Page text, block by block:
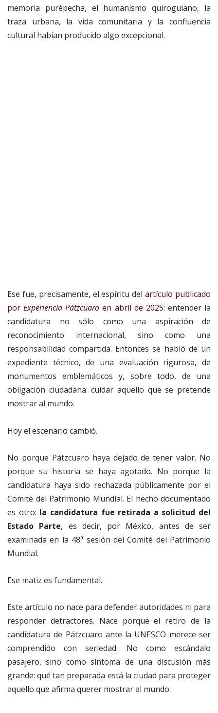
memoria purépecha, el humanismo quiroguiano, la
traza urbana, la vida comunitaria y la confluencia
cultural habían producido algo excepcional.
Ese fue, precisamente, el espíritu delartículo publicado
porExperiencia Pátzcuaro en abril de 2025: entender la
candidatura no sólo como una aspiración de
reconocimiento internacional, sino como una
responsabilidad compartida. Entonces se habló de un
expediente técnico, de una evaluación rigurosa, de
monumentos emblemáticos y, sobre todo, de una
obligación ciudadana: cuidar aquello que se pretende
mostrar al mundo.
Hoy el escenario cambió.
No porque Pátzcuaro haya dejado de tener valor. No
porque su historia se haya agotado. No porque la
candidatura haya sido rechazada públicamente por el
Comité del Patrimonio Mundial. El hecho documentado
es otro: la candidatura fue retirada a solicitud del
Estado Parte, es decir, por México, antes de ser
examinada en la 48ª sesión del Comité del Patrimonio
Mundial.
Ese matiz es fundamental.
Este artículo no nace para defender autoridades ni para
responder detractores. Nace porque el retiro de la
candidatura de Pátzcuaro ante la UNESCO merece ser
comprendido con seriedad. No como escándalo
pasajero, sino como síntoma de una discusión más
grande: qué tan preparada está la ciudad para proteger
aquello que afirma querer mostrar al mundo.